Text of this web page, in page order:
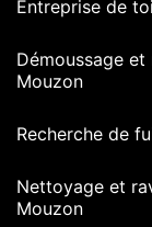
Entreprise de
Démoussage
Mouzon
Recherche de
Nettoyage et
Mouzon